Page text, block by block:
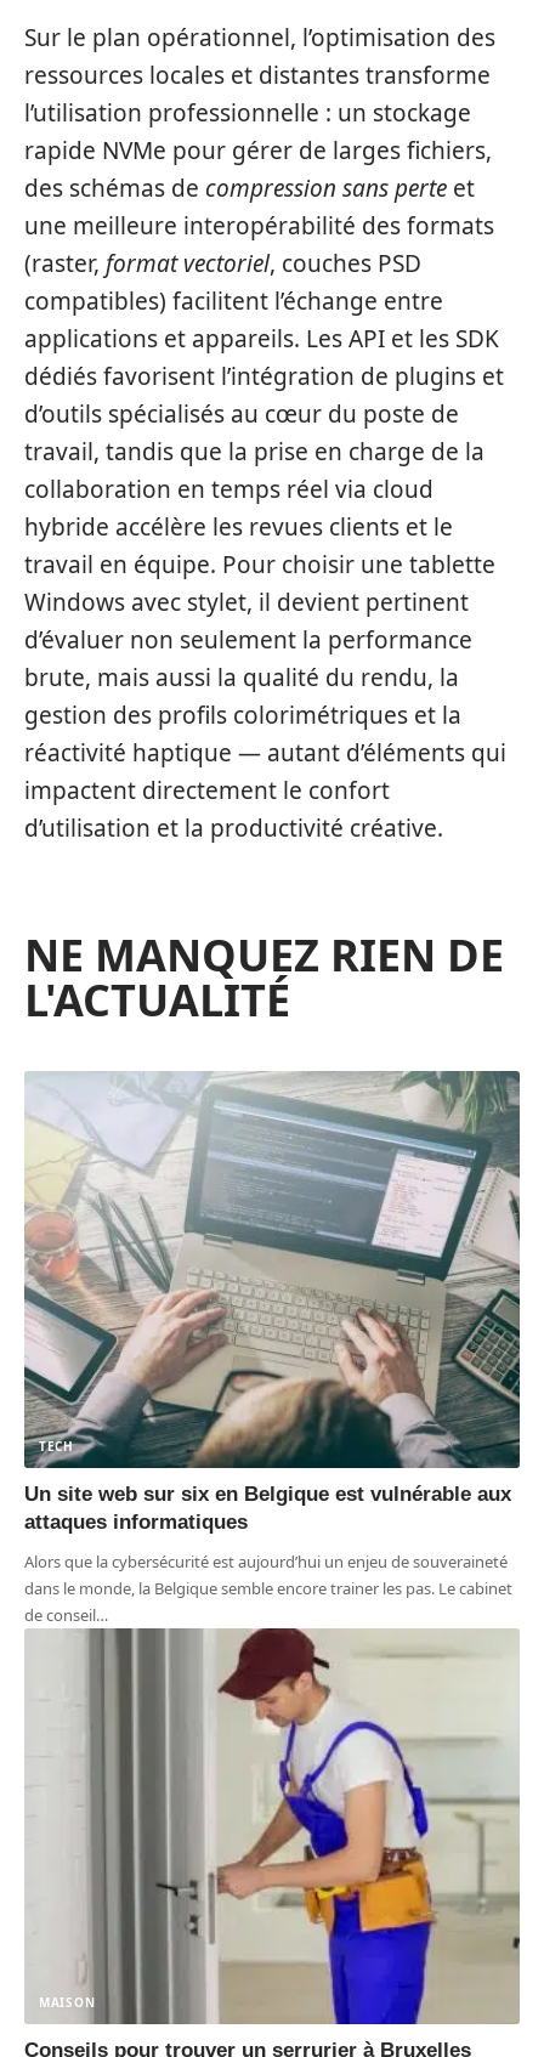
Sur le plan opérationnel, l’optimisation des
ressources locales et distantes transforme
l’utilisation professionnelle : un stockage
rapide NVMe pour gérer de larges fichiers,
des schémas de compression sans perte et
une meilleure interopérabilité des formats
(raster, format vectoriel, couches PSD
compatibles) facilitent l’échange entre
applications et appareils. Les API et les SDK
dédiés favorisent l’intégration de plugins et
d’outils spécialisés au cœur du poste de
travail, tandis que la prise en charge de la
collaboration en temps réel via cloud
hybride accélère les revues clients et le
travail en équipe. Pour choisir une tablette
Windows avec stylet, il devient pertinent
d’évaluer non seulement la performance
brute, mais aussi la qualité du rendu, la
gestion des profils colorimétriques et la
réactivité haptique — autant d’éléments qui
impactent directement le confort
d’utilisation et la productivité créative.
NE MANQUEZ RIEN DE
L'ACTUALITÉ
TECH
Un site web sur six en Belgique est vulnérable aux
attaques informatiques
Alors que la cybersécurité est aujourd’hui un enjeu de souveraineté
dans le monde, la Belgique semble encore trainer les pas. Le cabinet
de conseil…
MAISON
Conseils pour trouver un serrurier à Bruxelles